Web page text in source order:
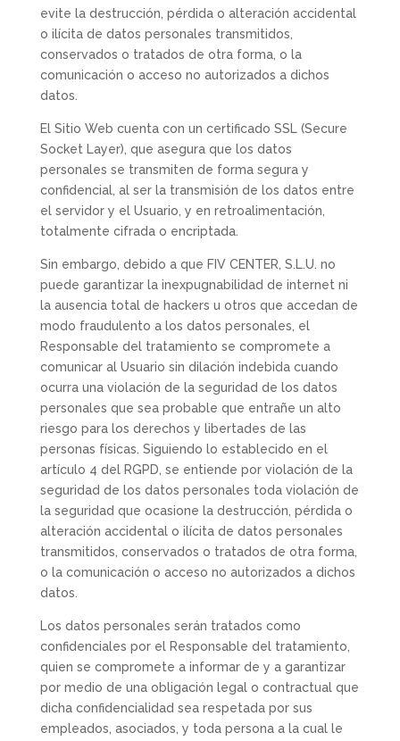
evite la destrucción, pérdida o alteración accidental
o ilícita de datos personales transmitidos,
conservados o tratados de otra forma, o la
comunicación o acceso no autorizados a dichos
datos.
El Sitio Web cuenta con un certificado SSL (Secure
Socket Layer), que asegura que los datos
personales se transmiten de forma segura y
confidencial, al ser la transmisión de los datos entre
el servidor y el Usuario, y en retroalimentación,
totalmente cifrada o encriptada.
Sin embargo, debido a que FIV CENTER, S.L.U. no
puede garantizar la inexpugnabilidad de internet ni
la ausencia total de hackers u otros que accedan de
modo fraudulento a los datos personales, el
Responsable del tratamiento se compromete a
comunicar al Usuario sin dilación indebida cuando
ocurra una violación de la seguridad de los datos
personales que sea probable que entrañe un alto
riesgo para los derechos y libertades de las
personas físicas. Siguiendo lo establecido en el
artículo 4 del RGPD, se entiende por violación de la
seguridad de los datos personales toda violación de
la seguridad que ocasione la destrucción, pérdida o
alteración accidental o ilícita de datos personales
transmitidos, conservados o tratados de otra forma,
o la comunicación o acceso no autorizados a dichos
datos.
Los datos personales serán tratados como
confidenciales por el Responsable del tratamiento,
quien se compromete a informar de y a garantizar
por medio de una obligación legal o contractual que
dicha confidencialidad sea respetada por sus
empleados, asociados, y toda persona a la cual le